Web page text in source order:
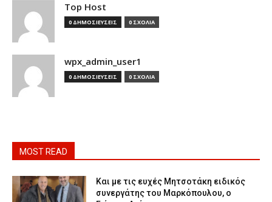
Top Host
0 ΔΗΜΟΣΙΕΥΣΕΙΣ 0 ΣΧΟΛΙΑ
wpx_admin_user1
0 ΔΗΜΟΣΙΕΥΣΕΙΣ 0 ΣΧΟΛΙΑ
MOST READ
Και με τις ευχές Μητσοτάκη ειδικός
συνεργάτης του Μαρκόπουλου, ο